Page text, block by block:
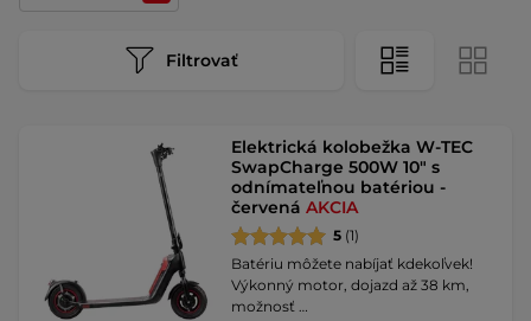
Filtrovať
Elektrická kolobežka W-TEC
SwapCharge 500W 10" s
odnímateľnou batériou -
červenáAKCIA
5 (1)
Batériu môžete nabíjať kdekoľvek!
Výkonný motor, dojazd až 38 km,
možnosť …